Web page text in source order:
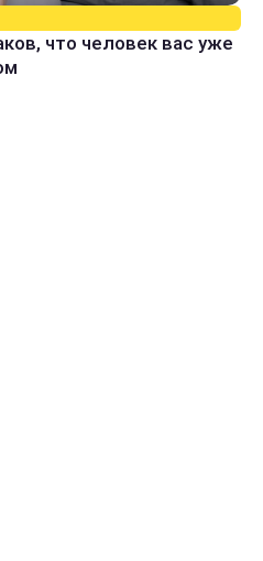
что человек вас уже